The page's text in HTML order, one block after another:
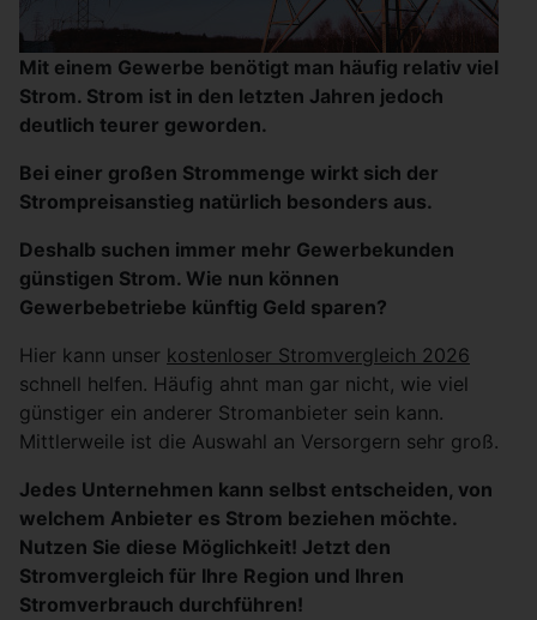
Mit einem Gewerbe benötigt man häufig relativ viel
Strom. Strom ist in den letzten Jahren jedoch
deutlich teurer geworden.
Bei einer großen Strommenge wirkt sich der
Strompreisanstieg natürlich besonders aus.
Deshalb suchen immer mehr Gewerbekunden
günstigen Strom. Wie nun können
Gewerbebetriebe künftig Geld sparen?
Hier kann unser kostenloser Stromvergleich 2026
schnell helfen. Häufig ahnt man gar nicht, wie viel
günstiger ein anderer Stromanbieter sein kann.
Mittlerweile ist die Auswahl an Versorgern sehr groß.
Jedes Unternehmen kann selbst entscheiden, von
welchem Anbieter es Strom beziehen möchte.
Nutzen Sie diese Möglichkeit! Jetzt den
Stromvergleich für Ihre Region und Ihren
Stromverbrauch durchführen!